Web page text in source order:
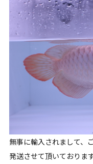
無事に輸入されまして、
発送させて頂いておりま